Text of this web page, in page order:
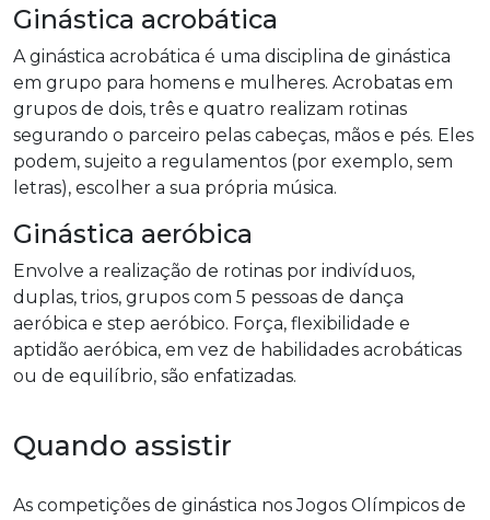
Ginástica acrobática
A ginástica acrobática é uma disciplina de ginástica
em grupo para homens e mulheres. Acrobatas em
grupos de dois, três e quatro realizam rotinas
segurando o parceiro pelas cabeças, mãos e pés. Eles
podem, sujeito a regulamentos (por exemplo, sem
letras), escolher a sua própria música.
Ginástica aeróbica
Envolve a realização de rotinas por indivíduos,
duplas, trios, grupos com 5 pessoas de dança
aeróbica e step aeróbico. Força, flexibilidade e
aptidão aeróbica, em vez de habilidades acrobáticas
ou de equilíbrio, são enfatizadas.
Quando assistir
As competições de ginástica nos Jogos Olímpicos de